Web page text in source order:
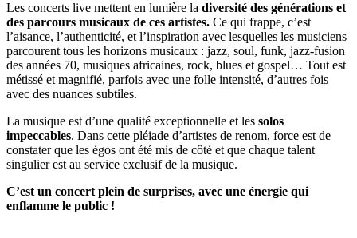
Les concerts live mettent en lumière la diversité des générations et
des parcours musicaux de ces artistes. Ce qui frappe, c’est
l’aisance, l’authenticité, et l’inspiration avec lesquelles les musiciens
parcourent tous les horizons musicaux : jazz, soul, funk, jazz-fusion
des années 70, musiques africaines, rock, blues et gospel… Tout est
métissé et magnifié, parfois avec une folle intensité, d’autres fois
avec des nuances subtiles.
La musique est d’une qualité exceptionnelle et les solos
impeccables. Dans cette pléiade d’artistes de renom, force est de
constater que les égos ont été mis de côté et que chaque talent
singulier est au service exclusif de la musique.
C’est un concert plein de surprises, avec une énergie qui
enflamme le public !